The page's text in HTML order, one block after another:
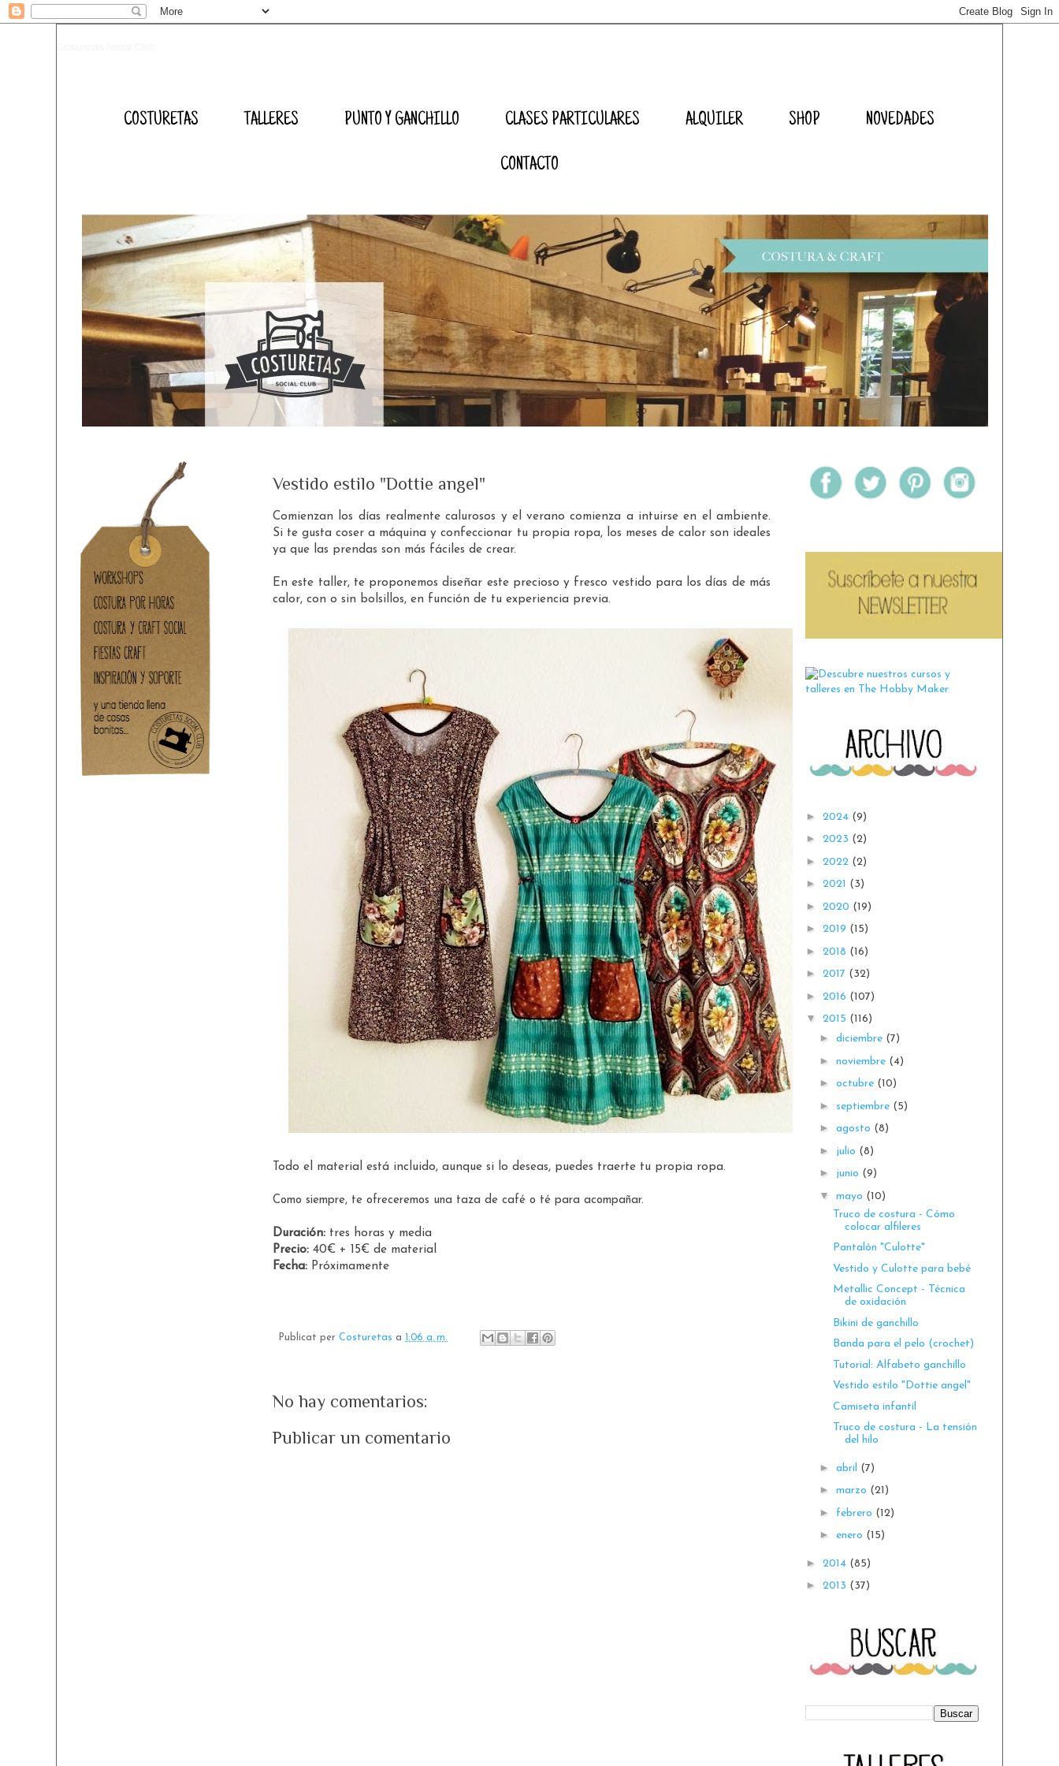
COSTURETAS TALLERES PUNTO Y GANCHILLO CLASES PARTICULARES ALQUILER SHOP NOVEDADES
CONTACTO
Vestido estilo "Dottie angel"
Comienzan los días realmente calurosos y el verano comienza a intuirse en el ambiente.
Si te gusta coser a máquina y confeccionar tu propia ropa, los meses de calor son ideales
ya que las prendas son más fáciles de crear.
En este taller, te proponemos diseñar este precioso y fresco vestido para los días de más
calor, con o sin bolsillos, en función de tu experiencia previa.
Todo el material está incluido, aunque si lo deseas, puedes traerte tu propia ropa.
Como siempre, te ofreceremos una taza de café o té para acompañar.
Duración: tres horas y media
Precio: 40€ + 15€ de material
Fecha: Próximamente
Publicat per Costuretas a 1:06 a. m.
No hay comentarios:
Publicar un comentario
► 2024 (9)
► 2023 (2)
► 2022 (2)
► 2021 (3)
► 2020 (19)
► 2019 (15)
► 2018 (16)
► 2017 (32)
► 2016 (107)
▼ 2015 (116)
► diciembre (7)
► noviembre (4)
► octubre (10)
► septiembre (5)
► agosto (8)
► julio (8)
► junio (9)
▼ mayo (10)
Truco de costura - Cómo
colocar alfileres
Pantalón "Culotte"
Vestido y Culotte para bebé
Metallic Concept - Técnica
de oxidación
Bikini de ganchillo
Banda para el pelo (crochet)
Tutorial: Alfabeto ganchillo
Vestido estilo "Dottie angel"
Camiseta infantil
Truco de costura - La tensión
del hilo
► abril (7)
► marzo (21)
► febrero (12)
► enero (15)
► 2014 (85)
► 2013 (37)